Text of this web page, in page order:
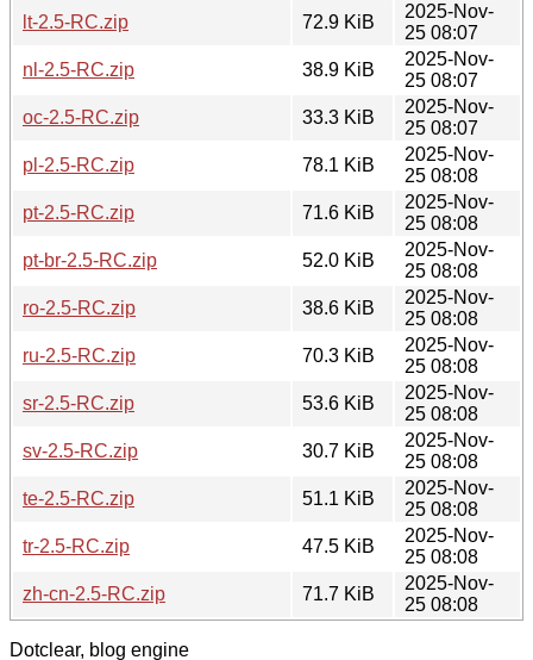
lt-2.5-RC.zip
72.9 KiB
2025-Nov-
25 08:07
nl-2.5-RC.zip
38.9 KiB
2025-Nov-
25 08:07
oc-2.5-RC.zip
33.3 KiB
2025-Nov-
25 08:07
pl-2.5-RC.zip
78.1 KiB
2025-Nov-
25 08:08
pt-2.5-RC.zip
71.6 KiB
2025-Nov-
25 08:08
pt-br-2.5-RC.zip
52.0 KiB
2025-Nov-
25 08:08
ro-2.5-RC.zip
38.6 KiB
2025-Nov-
25 08:08
ru-2.5-RC.zip
70.3 KiB
2025-Nov-
25 08:08
sr-2.5-RC.zip
53.6 KiB
2025-Nov-
25 08:08
sv-2.5-RC.zip
30.7 KiB
2025-Nov-
25 08:08
te-2.5-RC.zip
51.1 KiB
2025-Nov-
25 08:08
tr-2.5-RC.zip
47.5 KiB
2025-Nov-
25 08:08
zh-cn-2.5-RC.zip
71.7 KiB
2025-Nov-
25 08:08
Dotclear, blog engine